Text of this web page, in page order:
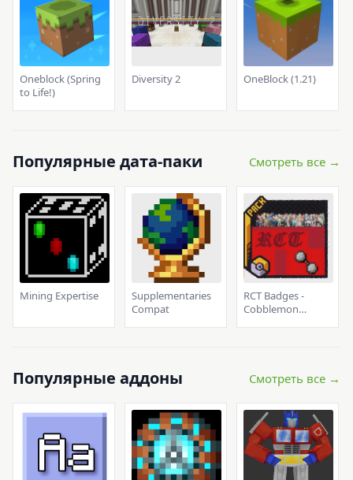
Oneblock (Spring
to Life!)
Diversity 2 OneBlock (1.21)
Популярные дата-паки Смотреть все →
Mining Expertise
Supplementaries
Compat
RCT Badges -
Cobblemon
Популярные аддоны Смотреть все →